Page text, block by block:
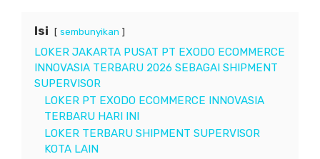
Isi sembunyikan
LOKER JAKARTA PUSAT PT EXODO ECOMMERCE
INNOVASIA TERBARU 2026 SEBAGAI SHIPMENT
SUPERVISOR
LOKER PT EXODO ECOMMERCE INNOVASIA
TERBARU HARI INI
LOKER TERBARU SHIPMENT SUPERVISOR
KOTA LAIN